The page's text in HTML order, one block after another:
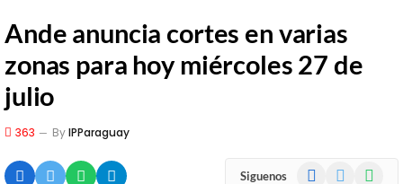
Ande anuncia cortes en varias
zonas para hoy miércoles 27 de
julio
363 ByIPParaguay
Siguenos Facebook